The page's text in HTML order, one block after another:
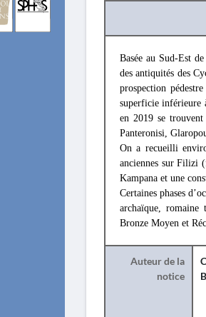
Basée au Sud-Est
des antiquités des
prospection
superficie inférieure
en 2019 se
Panteronisi,
On a recueilli
anciennes sur Filizi
Kampana et une
Certaines phases
archaïque, romaine
Bronze Moyen et
Auteur de la
notice